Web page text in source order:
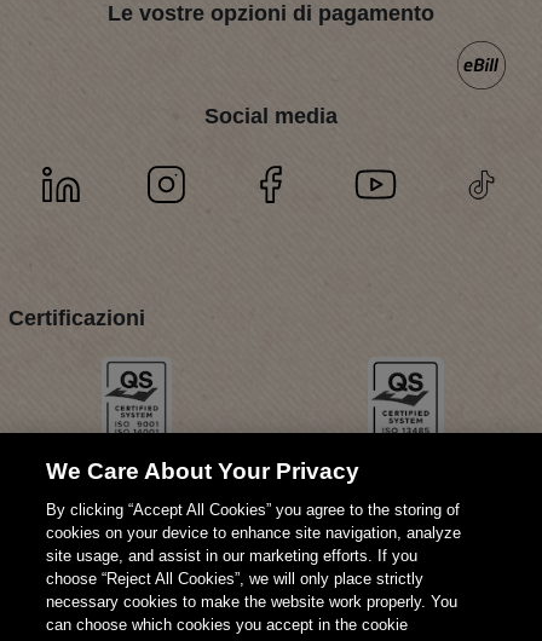
Le vostre opzioni di pagamento
Social media
Certificazioni
We Care About Your Privacy
By clicking “Accept All Cookies” you agree to the storing of
cookies on your device to enhance site navigation, analyze
site usage, and assist in our marketing efforts. If you
choose “Reject All Cookies”, we will only place strictly
necessary cookies to make the website work properly. You
can choose which cookies you accept in the cookie